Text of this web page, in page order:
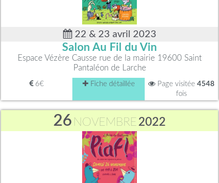
22 & 23 avril 2023
Salon Au Fil du Vin
Espace Vézère Causse rue de la mairie 19600 Saint
Pantaléon de Larche
6€ Fiche détaillée Page visitée 4548
fois
26 NOVEMBRE 2022